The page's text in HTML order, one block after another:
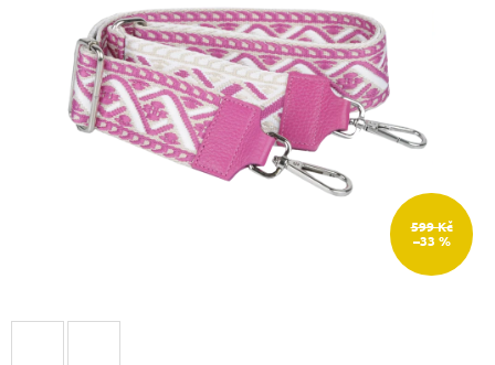
hvězdiček.
599 Kč
–33 %